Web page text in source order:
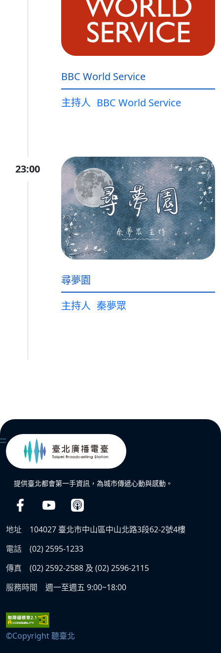
BBC World Service
主持人 BBC World Service
23:00
尋夢園
主持人 秦夢眾
:::
提供臺北都會第一手資訊，為城市傳遞心動與感動。
地址
104027 臺北市中山區中山北路3段62-2號4樓
電話
(02) 2595-1233
傳真
(02) 2592-2588 及 (02) 2596-2115
服務時間
週一至週五 9:00~18:00
©Copyright 聽臺北